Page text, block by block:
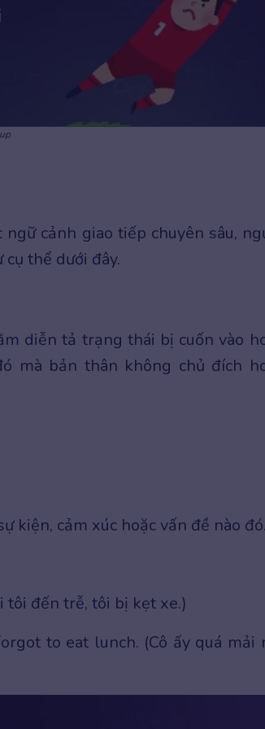
cảnh giao tiếp chuyên sâu,
thể dưới đây.
diễn tả trạng thái bị cuốn vào
mà bản thân không chủ đích
kiện, cảm xúc hoặc vấn đề nào đó.
tôi đến trễ, tôi bị kẹt xe.)
to eat lunch. (Cô ấy quá mải